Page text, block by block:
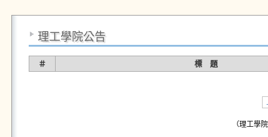
理工學院公告
＃ 標 題
（理工學